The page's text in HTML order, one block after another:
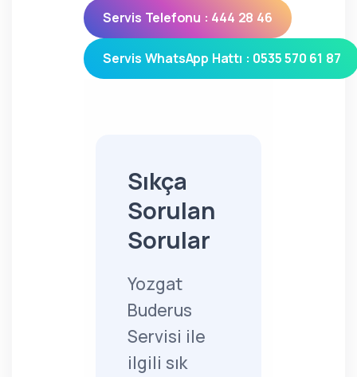
Servis Telefonu : 444 28 46
Servis WhatsApp Hattı : 0535 570 61 87
Sıkça
Sorulan
Sorular
Yozgat
Buderus
Servisi ile
ilgili sık